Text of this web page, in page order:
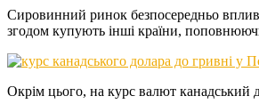
Сировинний ринок безпосередньо
згодом купують інші країни,
Окрім цього, на курс валют канадський